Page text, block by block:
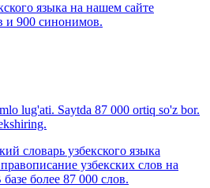
языка на нашем сайте
и 900 синонимов.
lug'ati. Saytda 87 000 ortiq so'z bor.
словарь узбекского языка
узбекских слов на
более 87 000 слов.